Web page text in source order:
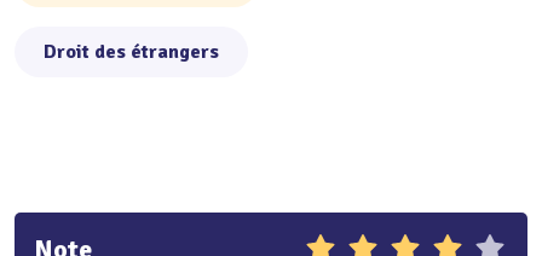
Droit des étrangers
Note